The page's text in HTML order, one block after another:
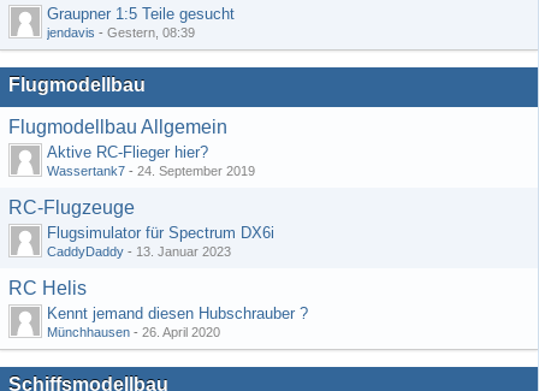
Graupner 1:5 Teile gesucht
jendavis - Gestern, 08:39
Flugmodellbau
Flugmodellbau Allgemein
Aktive RC-Flieger hier?
Wassertank7 - 24. September 2019
RC-Flugzeuge
Flugsimulator für Spectrum DX6i
CaddyDaddy - 13. Januar 2023
RC Helis
Kennt jemand diesen Hubschrauber ?
Münchhausen - 26. April 2020
Schiffsmodellbau